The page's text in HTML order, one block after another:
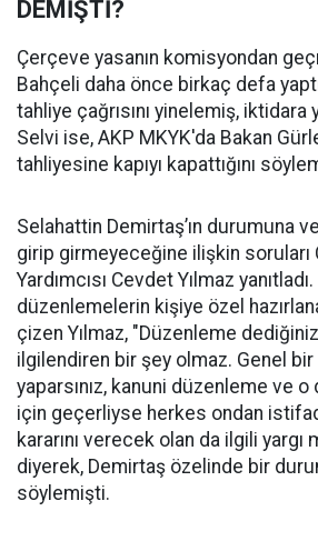
DEMİŞTİ?
Çerçeve yasanın komisyondan
Bahçeli daha önce birkaç defa
tahliye çağrısını yinelemiş, iktidara
Selvi ise, AKP MKYK'da Bakan
tahliyesine kapıyı kapattığını
Selahattin Demirtaş’ın durumuna
girip girmeyeceğine ilişkin soruları
Yardımcısı Cevdet Yılmaz
düzenlemelerin kişiye özel
çizen Yılmaz, "Düzenleme
ilgilendiren bir şey olmaz. Genel
yaparsınız, kanuni düzenleme ve
için geçerliyse herkes ondan
kararını verecek olan da ilgili yargı
diyerek, Demirtaş özelinde bir
söylemişti.